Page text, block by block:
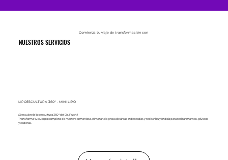
LIPOESCULTURA 360° - MINI LIPO
¡Descubre la lipoescultura 360° del Dr. Puchi!
Transforma tu cuerpo completo de manera armoniosa, eliminando grasa de áreas indeseadas y redistribuyéndola para realzar mamas, glúteos
y caderas.
NUESTROS SERVICIOS
Comienza tu viaje de transformación con